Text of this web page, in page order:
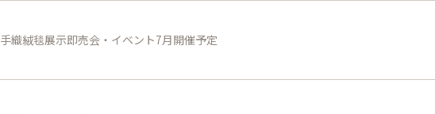
手織絨毯展示即売会・イベント7月開催予定